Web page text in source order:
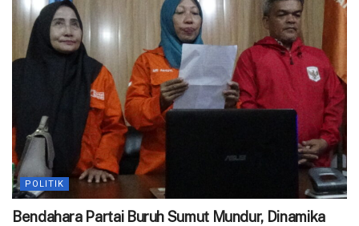
POLITIK
Bendahara Partai Buruh Sumut Mundur, Dinamika